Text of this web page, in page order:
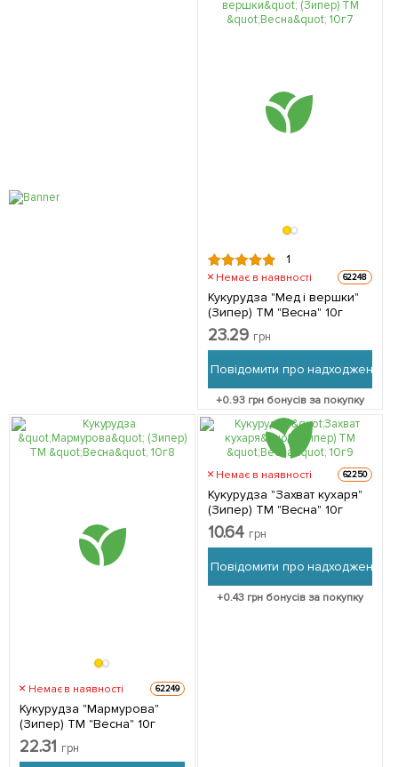
1
Немає в наявності 62248
Кукурудза "Мед і вершки"
(Зипер) ТМ "Весна" 10г
23.29 грн
Повідомити про надходження
+0.93грн бонусів за покупку
Немає в наявності 62249
Кукурудза "Мармурова"
(Зипер) ТМ "Весна" 10г
22.31 грн
Немає в наявності 62250
Кукурудза "Захват кухаря"
(Зипер) ТМ "Весна" 10г
10.64 грн
Повідомити про надходження
+0.43грн бонусів за покупку